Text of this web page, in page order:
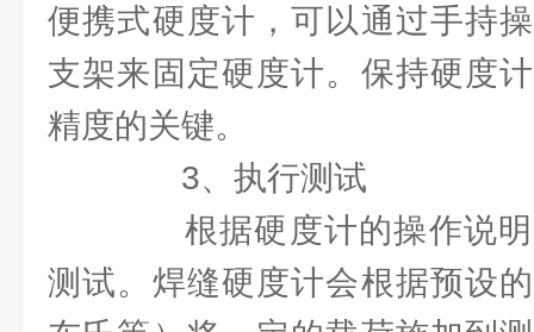
便携式硬度计，可以通过手持
支架来固定硬度计。保持硬度
精度的关键。
3、执行测试
根据硬度计的操作说明
测试。焊缝硬度计会根据预设